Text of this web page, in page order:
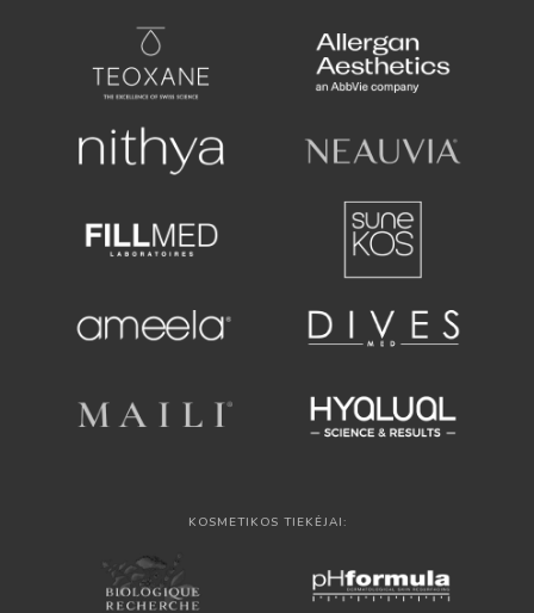
KOSMETIKOS TIEKĖJAI: